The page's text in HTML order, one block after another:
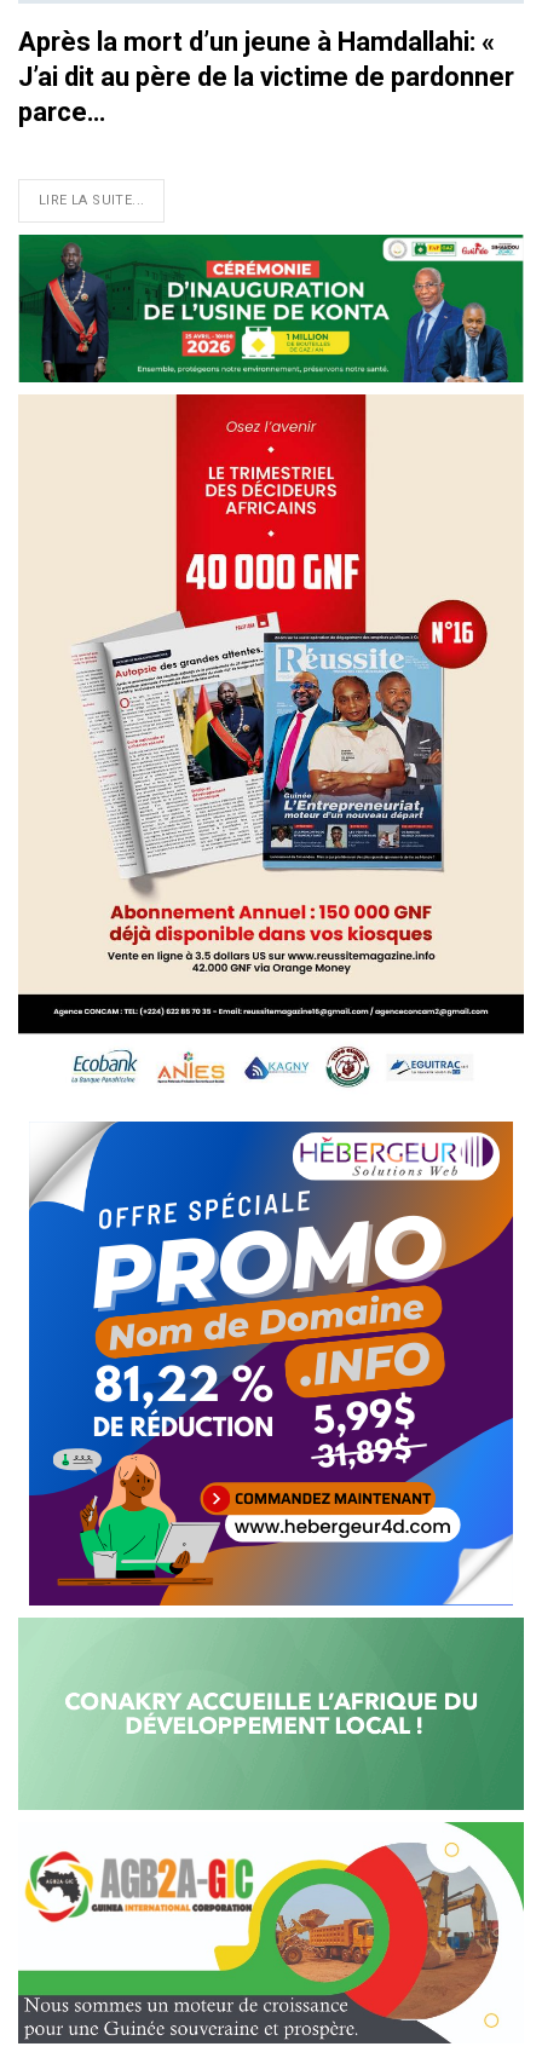
Après la mort d’un jeune à Hamdallahi: «
J’ai dit au père de la victime de pardonner
parce…
LIRE LA SUITE...